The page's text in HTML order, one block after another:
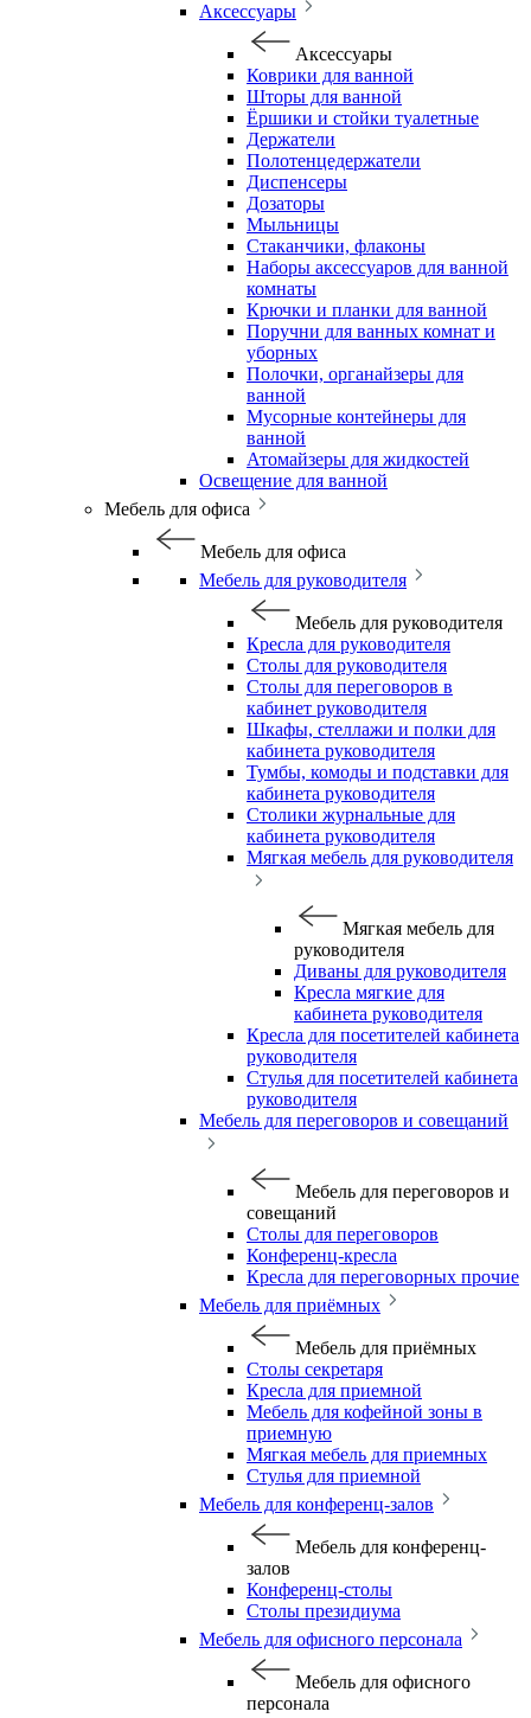
Аксессуары
Аксессуары
Коврики для ванной
Шторы для ванной
Ёршики и стойки туалетные
Держатели
Полотенцедержатели
Диспенсеры
Дозаторы
Мыльницы
Стаканчики, флаконы
Наборы аксессуаров для ванной
комнаты
Крючки и планки для ванной
Поручни для ванных комнат и
уборных
Полочки, органайзеры для
ванной
Мусорные контейнеры для
ванной
Атомайзеры для жидкостей
Освещение для ванной
Мебель для офиса
Мебель для офиса
Мебель для руководителя
Мебель для руководителя
Кресла для руководителя
Столы для руководителя
Столы для переговоров в
кабинет руководителя
Шкафы, стеллажи и полки для
кабинета руководителя
Тумбы, комоды и подставки для
кабинета руководителя
Столики журнальные для
кабинета руководителя
Мягкая мебель для руководителя
Мягкая мебель для
руководителя
Диваны для руководителя
Кресла мягкие для
кабинета руководителя
Кресла для посетителей кабинета
руководителя
Стулья для посетителей кабинета
руководителя
Мебель для переговоров и совещаний
Мебель для переговоров и
совещаний
Столы для переговоров
Конференц-кресла
Кресла для переговорных прочие
Мебель для приёмных
Мебель для приёмных
Столы секретаря
Кресла для приемной
Мебель для кофейной зоны в
приемную
Мягкая мебель для приемных
Стулья для приемной
Мебель для конференц-залов
Мебель для конференц-
залов
Конференц-столы
Столы президиума
Мебель для офисного персонала
Мебель для офисного
персонала